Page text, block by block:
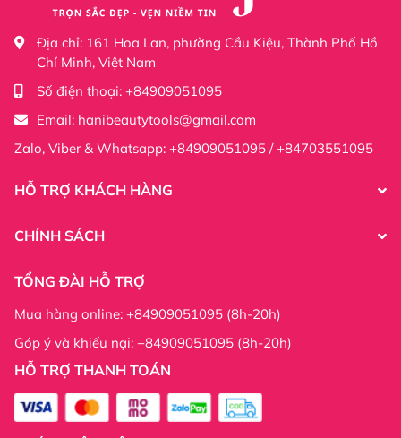
Địa chỉ: 161 Hoa Lan, phường Cầu Kiệu, Thành Phố Hồ
Chí Minh, Việt Nam
Số điện thoại: +84909051095
Email: hanibeautytools@gmail.com
Zalo, Viber & Whatsapp: +84909051095 / +84703551095
HỖ TRỢ KHÁCH HÀNG
CHÍNH SÁCH
TỔNG ĐÀI HỖ TRỢ
Mua hàng online: +84909051095 (8h-20h)
Góp ý và khiếu nại: +84909051095 (8h-20h)
HỖ TRỢ THANH TOÁN